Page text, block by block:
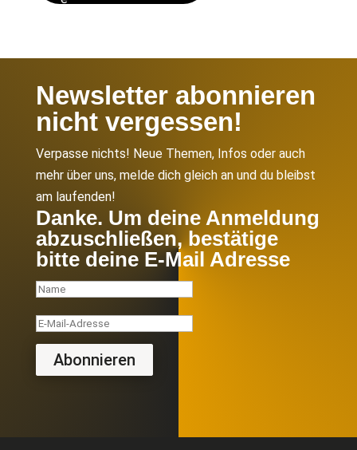
Newsletter abonnieren
nicht vergessen!
Verpasse nichts! Neue Themen, Infos oder auch
mehr über uns, melde dich gleich an und du bleibst
am laufenden!
Danke. Um deine Anmeldung
abzuschließen, bestätige
bitte deine E-Mail Adresse
Abonnieren